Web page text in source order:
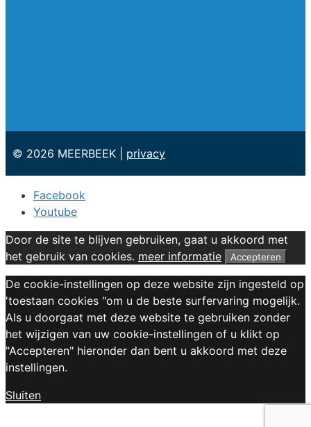
© 2026 MEERBEEK | privacy
Facebook
Youtube
Door de site te blijven gebruiken, gaat u akkoord met
het gebruik van cookies. meer informatie Accepteren
De cookie-instellingen op deze website zijn ingesteld op
'toestaan cookies "om u de beste surfervaring mogelijk.
Als u doorgaat met deze website te gebruiken zonder
het wijzigen van uw cookie-instellingen of u klikt op
"Accepteren" hieronder dan bent u akkoord met deze
instellingen.
Sluiten